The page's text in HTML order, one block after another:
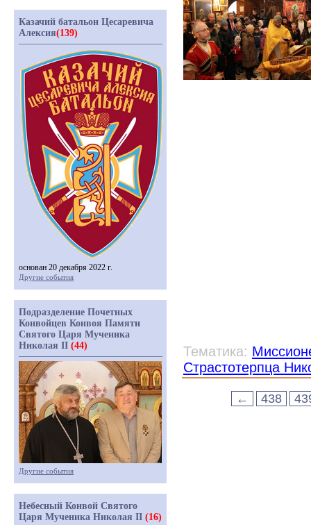
Тематика:
Страстотерпца
← 438
Казачий батальон Цесаревича
Алексия(139)
основан 20 декабря 2022 г.
Другие события
Подразделение Почетных
Конвойцев Конвоя Памяти
Святого Царя Мученика
Николая II (44)
Другие события
Небесный Конвой Святого
Царя Мученика Николая II (16)